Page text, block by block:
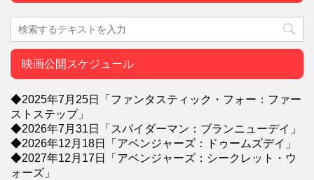
映画公開スケジュール
◆2025年7月25日「ファンタスティック・フォー：ファー
ストステップ」
◆2026年7月31日「スパイダーマン：ブランニューデイ」
◆2026年12月18日「アベンジャーズ：ドゥームズデイ」
◆2027年12月17日「アベンジャーズ：シークレット・ウ
ォーズ」